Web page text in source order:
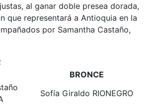
al ganar doble presea dorada,
que representará a Antioquia en la
por Samantha Castaño,
BRONCE
Sofía Giraldo RIONEGRO